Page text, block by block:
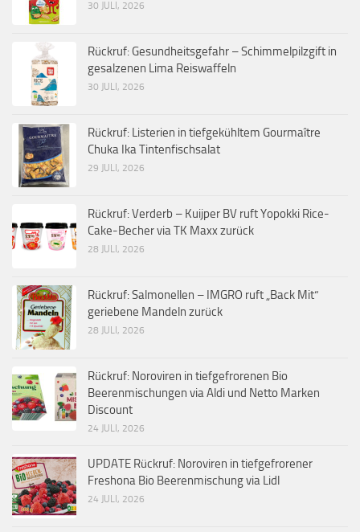
30 JULI, 2026
Rückruf: Gesundheitsgefahr – Schimmelpilzgift in
gesalzenen Lima Reiswaffeln
30 JULI, 2026
Rückruf: Listerien in tiefgekühltem Gourmaître
Chuka Ika Tintenfischsalat
29 JULI, 2026
Rückruf: Verderb – Kuijper BV ruft Yopokki Rice-
Cake-Becher via TK Maxx zurück
28 JULI, 2026
Rückruf: Salmonellen – IMGRO ruft „Back Mit“
geriebene Mandeln zurück
28 JULI, 2026
Rückruf: Noroviren in tiefgefrorenen Bio
Beerenmischungen via Aldi und Netto Marken
Discount
24 JULI, 2026
UPDATE Rückruf: Noroviren in tiefgefrorener
Freshona Bio Beerenmischung via Lidl
24 JULI, 2026